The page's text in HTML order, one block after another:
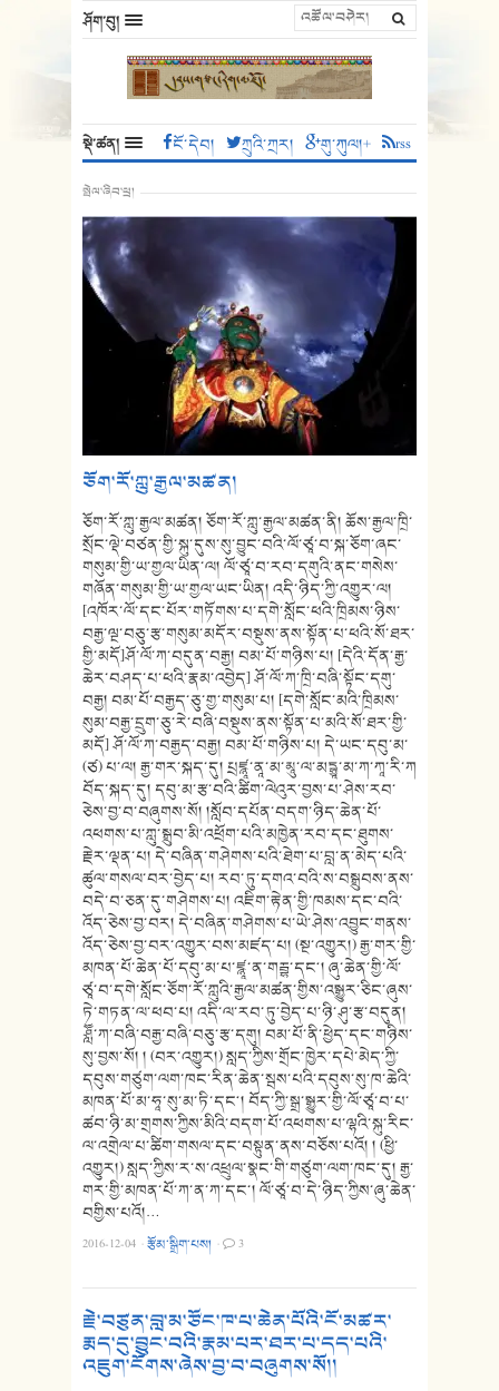
ཤོག་བུ།
སྡེ་ཚན། ངོ་དེབ། ཀྲུའི་ཀྲར། གུ་ཀུལ།+ rss
སྤེལ་ཞིབ་ཕྲ།
ཅོག་རོ་ཀླུ་རྒྱལ་མཚན།
ཅོག་རོ་ཀླུ་རྒྱལ་མཚན། ཅོག་རོ་ཀླུ་རྒྱལ་མཚན་ནི། ཆོས་རྒྱལ་ཁྲི་
སྲོང་ལྡེ་བཙན་གྱི་སྐུ་དུས་སུ་བྱུང་བའི་ལོ་ཙཱ་བ་སྐ་ཅོག་ཞང་
གསུམ་གྱི་ཡ་གྱལ་ཡིན་ལ། ལོ་ཙཱ་བ་རབ་དགུའི་ནང་གསེས་
གཞོན་གསུམ་གྱི་ཡ་གྱལ་ཡང་ཡིན། འདི་ཉིད་ཀྱི་འགྱུར་ལ།
[འཁོར་ལོ་དང་པོར་གཏོགས་པ་དགེ་སློང་ཕའི་ཁྲིམས་ཉིས་
བརྒྱ་ལྔ་བཅུ་རྩ་གསུམ་མདོར་བསྡུས་ནས་སྟོན་པ་ཕའི་སོ་ཐར་
གྱི་མདོ]ཤོ་ལོ་ཀ་བདུན་བརྒྱ། བམ་པོ་གཉིས་པ། [དེའི་དོན་རྒྱ་
ཆེར་བཤད་པ་ཕའི་རྣམ་འབྱེད] ཤོ་ལོ་ཀ་ཁྲི་བཞི་སྟོང་དགུ་
བརྒྱ། བམ་པོ་བརྒྱད་ཅུ་གྱ་གསུམ་པ། [དགེ་སློང་མའི་ཁྲིམས་
སུམ་བརྒྱ་དྲུག་ཅུ་རེ་བཞི་བསྡུས་ནས་སྟོན་པ་མའི་སོ་ཐར་གྱི་
མདོ] ཤོ་ལོ་ཀ་བརྒྱད་བརྒྱ། བམ་པོ་གཉིས་པ། དེ་ཡང་དབུ་མ་
(ཙ) པ་ལ། རྒྱ་གར་སྐད་དུ། པྲཛྙཱ་ནཱ་མ་མཱུ་ལ་མདྷྱཱ་མ་ཀ་ཀཱ་རི་ཀ
བོད་སྐད་དུ། དབུ་མ་རྩ་བའི་ཚིག་ལེའུར་བྱས་པ་ཤེས་རབ་
ཅེས་བྱ་བ་བཞུགས་སོ། །སློབ་དཔོན་བདག་ཉིད་ཆེན་པོ་
འཕགས་པ་ཀླུ་སྒྲུབ་མི་འཕྲོག་པའི་མཁྱེན་རབ་དང་ཐུགས་
རྗེར་ལྡན་པ། དེ་བཞིན་གཤེགས་པའི་ཐེག་པ་བླ་ན་མེད་པའི་
ཚུལ་གསལ་བར་བྱེད་པ། རབ་ཏུ་དགའ་བའི་ས་བསྒྲུབས་ནས་
བདེ་བ་ཅན་དུ་གཤེགས་པ། འཇིག་རྟེན་གྱི་ཁམས་དང་བའི་
འོད་ཅེས་བྱ་བར། དེ་བཞིན་གཤེགས་པ་ཡེ་ཤེས་འབྱུང་གནས་
འོད་ཅེས་བྱ་བར་འགྱུར་བས་མཛད་པ། (སྔ་འགྱུར།) རྒྱ་གར་གྱི་
མཁན་པོ་ཆེན་པོ་དབུ་མ་པ་ཛྙཱ་ན་གརྦྷ་དང༌། ཞུ་ཆེན་གྱི་ལོ་
ཙཱ་བ་དགེ་སློང་ཅོག་རོ་ཀླུའི་རྒྱལ་མཚན་གྱིས་འསྒྱུར་ཅིང་ཞུས་
ཏེ་གཏན་ལ་ཕབ་པ། འདི་ལ་རབ་ཏུ་བྱེད་པ་ཉི་ཤུ་རྩ་བདུན།
ཤླཽ་ཀ་བཞི་བརྒྱ་བཞི་བཅུ་རྩ་དགུ། བམ་པོ་ནི་ཕྱེད་དང་གཉིས་
སུ་བྱས་སོ། ། (བར་འགྱུར།) སླད་ཀྱིས་གྲོང་ཁྱེར་དཔེ་མེད་ཀྱི་
དབུས་གཙུག་ལག་ཁང་རིན་ཆེན་སྦས་པའི་དབུས་སུ་ཁ་ཆེའི་
མཁན་པོ་མ་ཧཱ་སུ་མ་ཏི་དང༌། བོད་ཀྱི་སྒྲ་སྒྱུར་གྱི་ལོ་ཙཱ་བ་པ་
ཚབ་ཉི་མ་གྲགས་ཀྱིས་མིའི་བདག་པོ་འཕགས་པ་ལྷའི་སྐུ་རིང་
ལ་འགྲེལ་པ་ཚིག་གསལ་དང་བསྟུན་ནས་བཅོས་པའོ། ། (ཕྱི་
འགྱུར།) སླད་ཀྱིས་ར་ས་འཕྲུལ་སྣང་གི་གཙུག་ལག་ཁང་དུ། རྒྱ་
གར་གྱི་མཁན་པོ་ཀ་ན་ཀ་དང་། ལོ་ཙཱ་བ་དེ་ཉིད་ཀྱིས་ཞུ་ཆེན་
བགྱིས་པའོ།…
2016-12-04 ·རྩོམ་སྒྲིག་པས། · 3
རྗེ་བཙུན་བླ་མ་ཙོང་ཁ་པ་ཆེན་པོའི་ངོ་མཚར་
རྨད་དུ་བྱུང་བའི་རྣམ་པར་ཐར་པ་དད་པའི་
འཇུག་ངོགས་ཞེས་བྱ་བ་བཞུགས་སོ།།